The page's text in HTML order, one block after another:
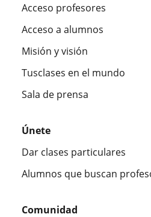
Acceso profesores
Acceso a alumnos
Misión y visión
Tusclases en el mundo
Sala de prensa
Únete
Dar clases particulares
Alumnos que buscan
Comunidad